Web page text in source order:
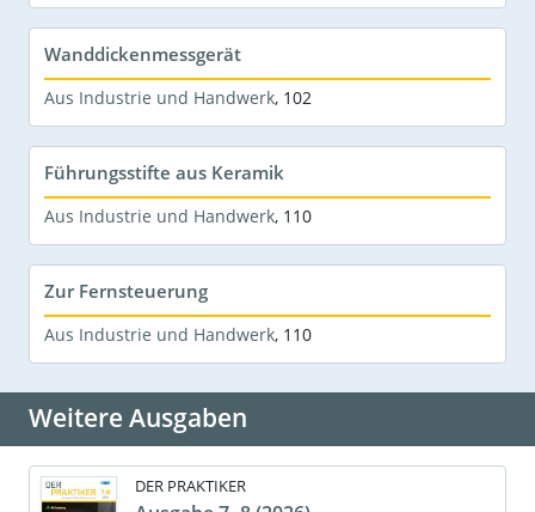
Wanddickenmessgerät
Aus Industrie und Handwerk, 102
Führungsstifte aus Keramik
Aus Industrie und Handwerk, 110
Zur Fernsteuerung
Aus Industrie und Handwerk, 110
Weitere Ausgaben
DER PRAKTIKER